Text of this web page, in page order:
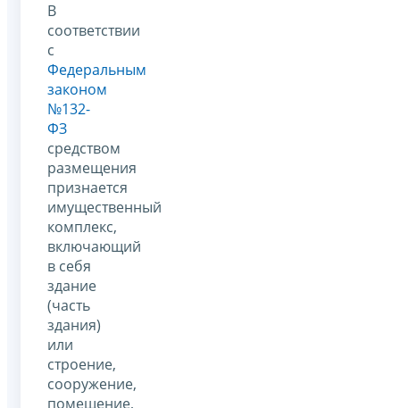
В
соответствии
с
Федеральным
законом
№132-
ФЗ
средством
размещения
признается
имущественный
комплекс,
включающий
в себя
здание
(часть
здания)
или
строение,
сооружение,
помещение,